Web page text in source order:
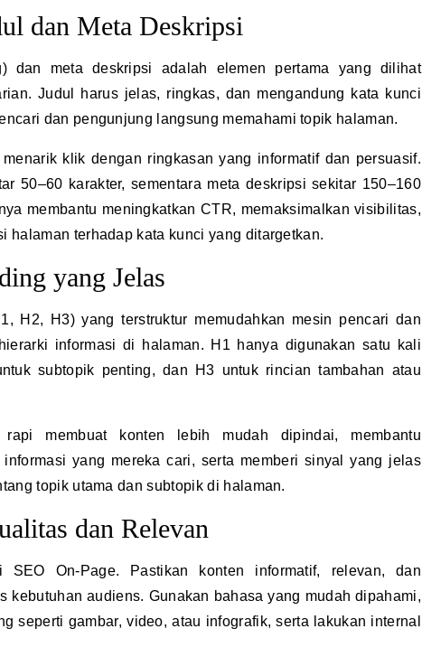
dan Meta Deskripsi
dan meta deskripsi adalah elemen pertama yang dilihat
Judul harus jelas, ringkas, dan mengandung kata kunci
dan pengunjung langsung memahami topik halaman.
klik dengan ringkasan yang informatif dan persuasif.
50–60 karakter, sementara meta deskripsi sekitar 150–160
membantu meningkatkan CTR, memaksimalkan visibilitas,
halaman terhadap kata kunci yang ditargetkan.
yang Jelas
H2, H3) yang terstruktur memudahkan mesin pencari dan
informasi di halaman. H1 hanya digunakan satu kali
subtopik penting, dan H3 untuk rincian tambahan atau
membuat konten lebih mudah dipindai, membantu
informasi yang mereka cari, serta memberi sinyal yang jelas
topik utama dan subtopik di halaman.
dan Relevan
On-Page. Pastikan konten informatif, relevan, dan
kebutuhan audiens. Gunakan bahasa yang mudah dipahami,
seperti gambar, video, atau infografik, serta lakukan internal